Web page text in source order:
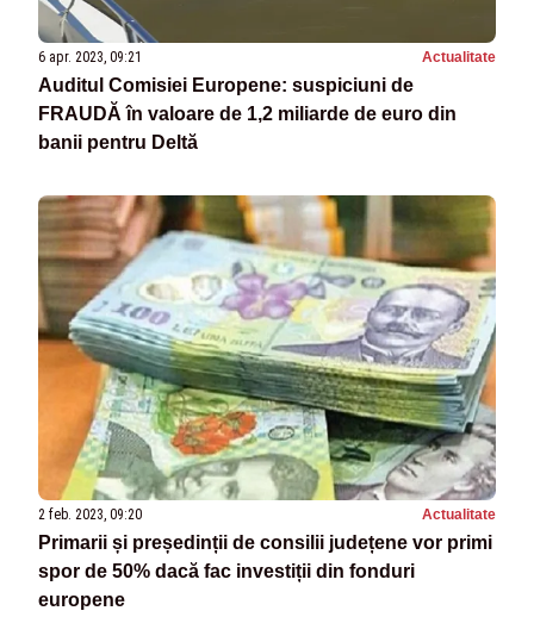
6 apr. 2023, 09:21 Actualitate
Auditul Comisiei Europene: suspiciuni de
FRAUDĂ în valoare de 1,2 miliarde de euro din
banii pentru Deltă
2 feb. 2023, 09:20 Actualitate
Primarii și președinții de consilii județene vor primi
spor de 50% dacă fac investiții din fonduri
europene